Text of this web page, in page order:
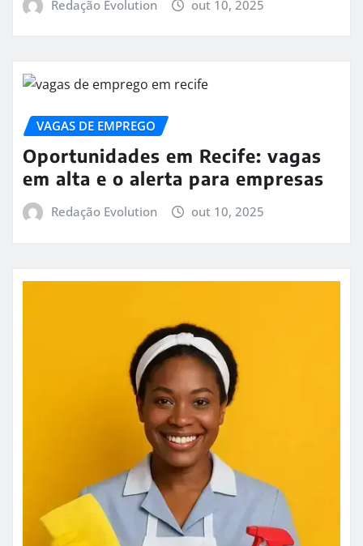
Redação Evolution out 10, 2025
VAGAS DE EMPREGO
Oportunidades em Recife: vagas
em alta e o alerta para empresas
Redação Evolution out 10, 2025